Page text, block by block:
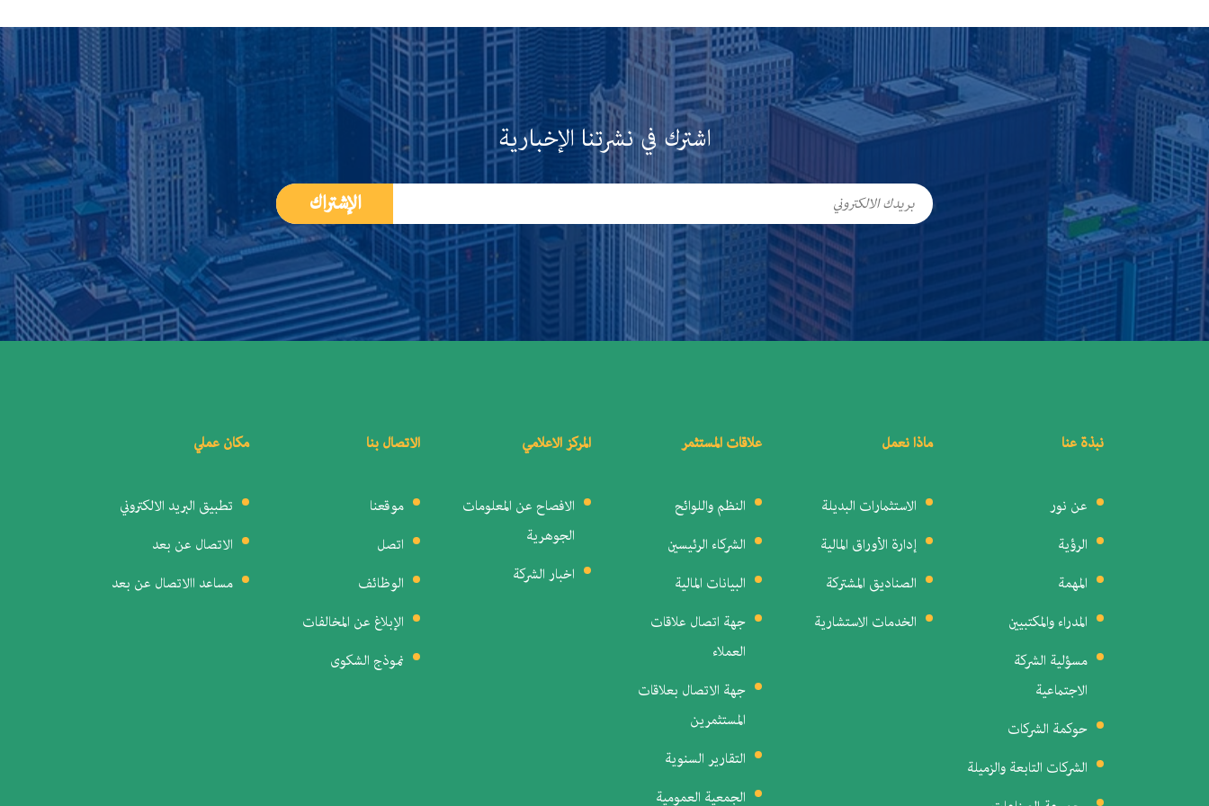
اشترك في نشرتنا الإخبارية
الإشتراك
نبذة عنا
عن نور
الرؤية
المهمة
المدراء والمكتبيين
مسؤلية الشركة
الاجتماعية
حوكمة الشركات
الشركات التابعة والزميلة
ماذا نعمل
الاستثمارات البديلة
إدارة الأوراق المالية
الصناديق المشتركة
الخدمات الاستشارية
علاقات المستثمر
النظم واللوائح
الشركاء الرئيسين
البيانات المالية
جهة اتصال علاقات
العملاء
جهة الاتصال بعلاقات
المستثمرين
التقارير السنوية
الجمعية العمومية
المركز الاعلامي
الافصاح عن المعلومات
الجوهرية
اخبار الشركة
الاتصال بنا
موقعنا
اتصل
الوظائف
الإبلاغ عن المخالفات
نموذج الشكوى
مكان عملي
تطبيق البريد الالكتروني
الاتصال عن بعد
مساعد االاتصال عن بعد